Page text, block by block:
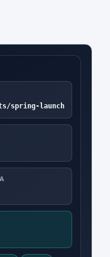
spring-launch